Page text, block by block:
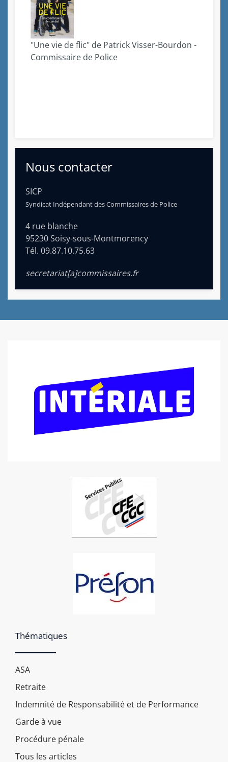
"Une vie de flic" de Patrick Visser-Bourdon -
Commissaire de Police
Nous contacter
SICP
Syndicat Indépendant des Commissaires de Police
4 rue blanche
95230 Soisy-sous-Montmorency
Tél. 09.87.10.75.63
secretariat[a]commissaires.fr
Thématiques
ASA
Retraite
Indemnité de Responsabilité et de Performance
Garde à vue
Procédure pénale
Tous les articles